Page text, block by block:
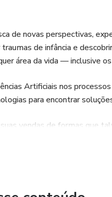
de novas perspectivas,
de infância e
área da vida — inclusive
Artificiais nos
para encontrar
vendas de formas que
próprio GPT ou